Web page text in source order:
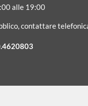
alle 19:00
contattare